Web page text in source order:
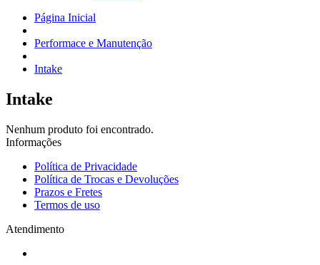
Página Inicial
Performace e Manutenção
Intake
Intake
Nenhum produto foi encontrado.
Informações
Política de Privacidade
Política de Trocas e Devoluções
Prazos e Fretes
Termos de uso
Atendimento